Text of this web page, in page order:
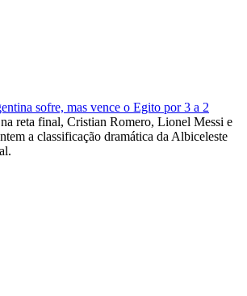
sofre, mas vence o Egito por 3 a 2
reta final, Cristian Romero, Lionel Messi e
a classificação dramática da Albiceleste